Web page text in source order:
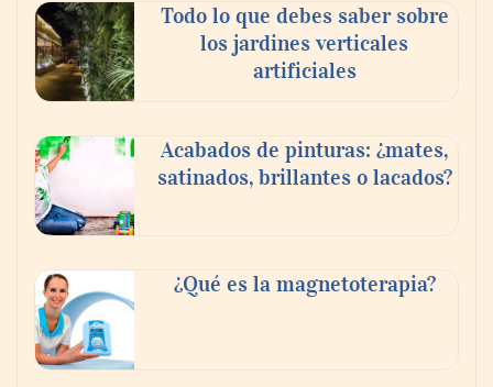
buscan proyectar talento mexicano y
fortalecer el turismo médico
Todo lo que debes saber sobre
los jardines verticales
artificiales
Acabados de pinturas: ¿mates,
satinados, brillantes o lacados?
¿Qué es la magnetoterapia?